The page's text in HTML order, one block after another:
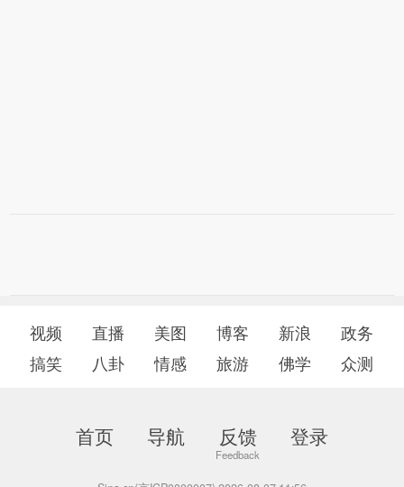
视频 直播 美图 博客 新浪
政务
搞笑
八卦 情感 旅游 佛学 众测
首页 导航 反馈 登录